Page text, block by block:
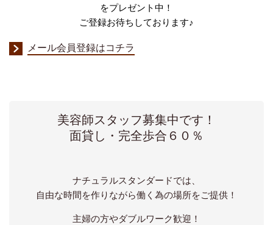
をプレゼント中！
ご登録お待ちしております♪
メール会員登録はコチラ
美容師スタッフ募集中です！
面貸し・完全歩合６０％
ナチュラルスタンダードでは、
自由な時間を作りながら働く為の場所をご提供！
主婦の方やダブルワーク歓迎！